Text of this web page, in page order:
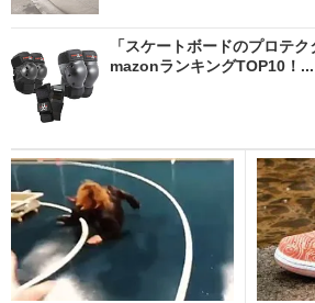
「スケートボードのプロテ
mazonランキングTOP10！...